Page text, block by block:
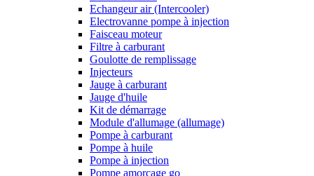
Echangeur air (Intercooler)
Electrovanne pompe à injection
Faisceau moteur
Filtre à carburant
Goulotte de remplissage
Injecteurs
Jauge à carburant
Jauge d'huile
Kit de démarrage
Module d'allumage (allumage)
Pompe à carburant
Pompe à huile
Pompe à injection
Pompe amorçage go